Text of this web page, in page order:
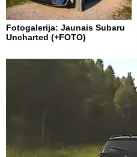
Fotogalerija: Jaunais Subaru
Uncharted (+FOTO)